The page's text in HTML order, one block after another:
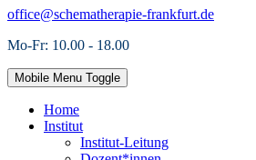
office@schematherapie-frankfurt.de
Mo-Fr: 10.00 - 18.00
Mobile Menu Toggle
Home
Institut
Institut-Leitung